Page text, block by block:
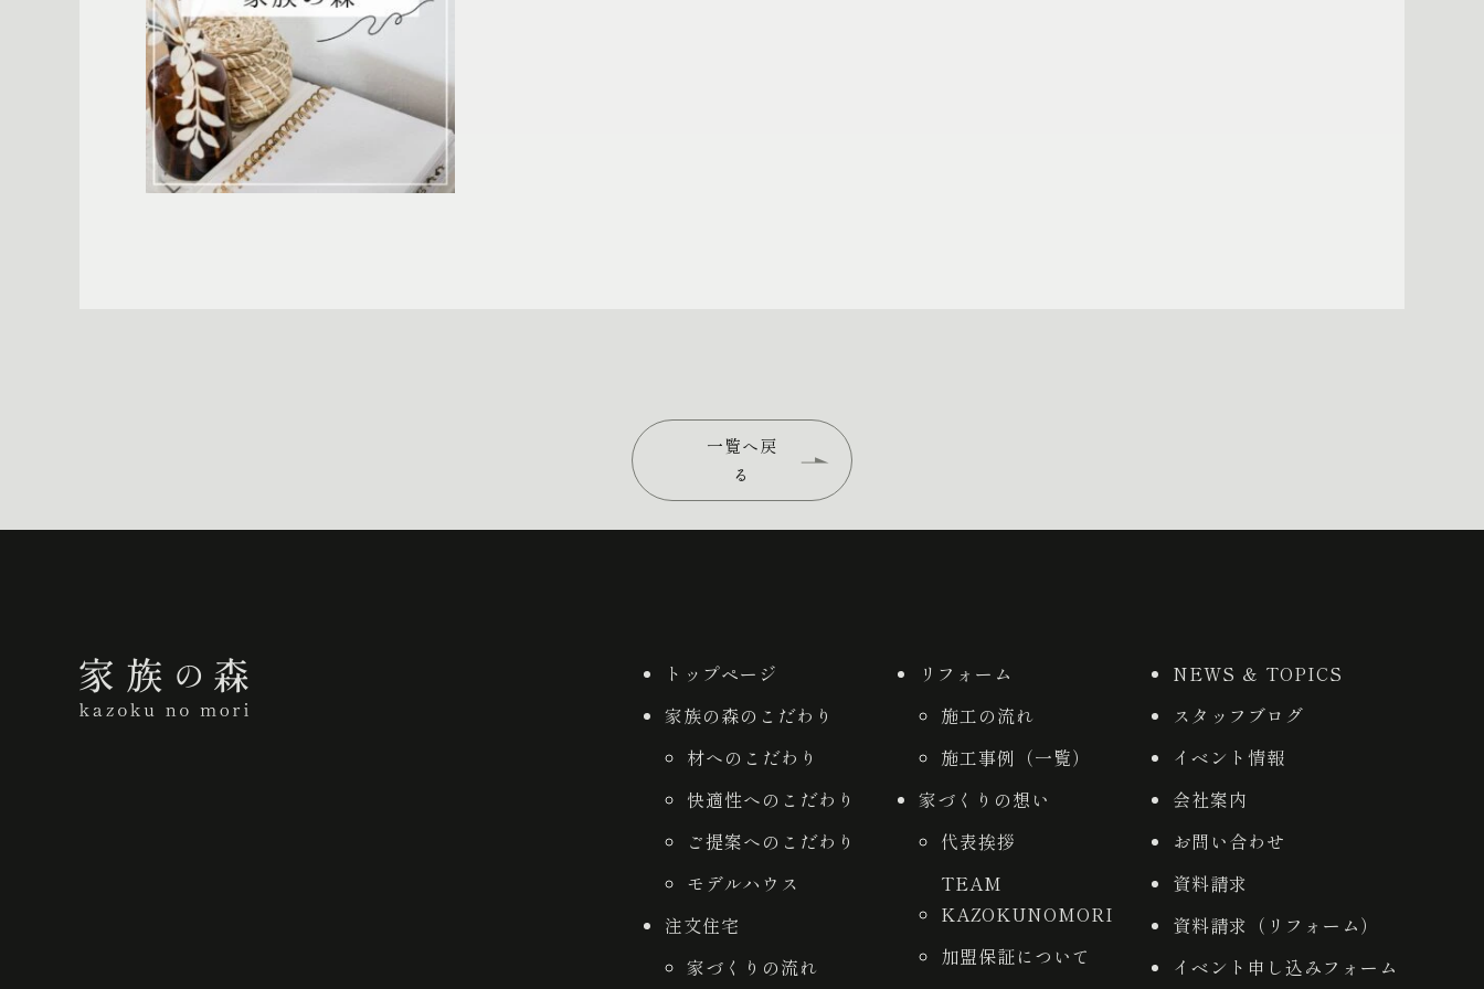
一覧へ戻
る
トップページ
家族の森のこだわり
材へのこだわり
快適性へのこだわり
ご提案へのこだわり
モデルハウス
注文住宅
家づくりの流れ
リフォーム
施工の流れ
施工事例（一覧）
家づくりの想い
代表挨拶
TEAM
KAZOKUNOMORI
加盟保証について
NEWS ＆ TOPICS
スタッフブログ
イベント情報
会社案内
お問い合わせ
資料請求
資料請求（リフォーム）
イベント申し込みフォーム